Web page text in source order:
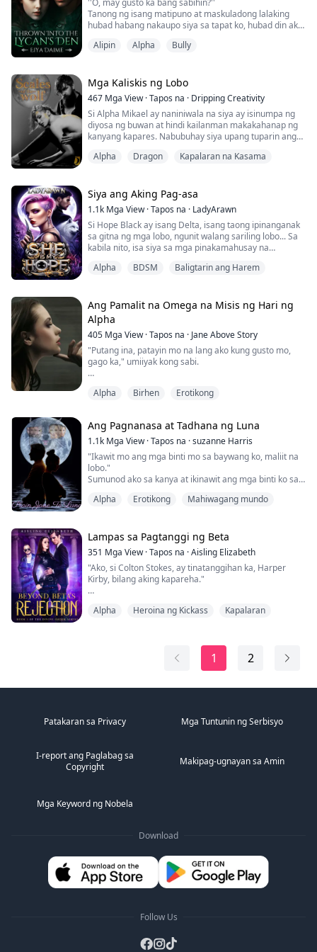
''O, may gusto ka bang sabihin?''
Tanong ng isang matipuno at maskuladong lalaking
hubad habang nakaupo siya sa tapat ko, hubad din ako
''Huwag kang mag-alala, hindi kita kakagatin, baby...''
kanyang hita.
''A-anong ibig sabihin nito, Ginoo?'' Sa w...
Alipin Alpha Bully
Mga Kaliskis ng Lobo
467 Mga View·Tapos na · Dripping Creativity
Si Alpha Mikael ay naniniwala na siya ay isinumpa ng
diyosa ng buwan at hindi kailanman makakahanap ng
kanyang kapares. Nabubuhay siya upang tuparin ang
naprotektahan, upang masiguro na siya ay magiging
Nang ang kanyang kaibigang mula pagkabata, si Alpha
Graham, ay humiling na payagan niyang manatili ang
isang ahente sa kanyang pangkat, p...
Alpha Dragon Kapalaran na Kasama
Siya ang Aking Pag-asa
1.1k Mga View·Tapos na · LadyArawn
Si Hope Black ay isang Delta, isang taong ipinanganak
sa gitna ng mga lobo, ngunit walang sariling lobo... Sa
kabila nito, isa siya sa mga pinakamahusay na
Sa pagkakataong makapagsanay sa dakilang kastilyo
pakikipaglaban, hindi lang niya inaasahan na
makikilala...
Alpha BDSM Baligtarin ang Harem
Ang Pamalit na Omega na Misis ng Hari ng
Alpha
405 Mga View·Tapos na · Jane Above Story
"Putang ina, patayin mo na lang ako kung gusto mo,
gago ka," umiiyak kong sabi.
ilalim ng matigas na katawan ng Alpha King. Mabigat
kuryosidad. Matagal siyang tumigil, hingal at
nanginginig.
Ilang sandali lang ang nakalipas, pinupunit niya ang
aking cus...
Alpha Birhen Erotikong
Ang Pagnanasa at Tadhana ng Luna
1.1k Mga View·Tapos na ·suzanne Harris
"Ikawit mo ang mga binti mo sa baywang ko, maliit na
lobo."
Sumunod ako sa kanya at ikinawit ang mga binti ko sa
Ngayon, hindi lang ang dibdib ko ang nakadikit sa
Ibinulong niya sa tenga ko habang dahan-dahang
bumababa ang kanyang bibig mula sa leeg ko papunta
sa collarbone at pababa sa dibdib ...
Alpha Erotikong Mahiwagang mundo
Lampas sa Pagtanggi ng Beta
351 Mga View·Tapos na ·Aisling Elizabeth
"Ako, si Colton Stokes, ay tinatanggihan ka, Harper
Kirby, bilang aking kapareha."
beta ng kanyang grupo, ay malupit na tinanggihan siya
siyang isugal ang kanyang lobo upang tanggapin ang
pagtanggi at tuluyang putulin ang kanilang tadhana.
Alpha Heroina ng Kickass Kapalaran
1 2
Patakaran sa Privacy Mga Tuntunin ng Serbisyo
I-report ang Paglabag sa
Copyright
Makipag-ugnayan sa Amin
Mga Keyword ng Nobela
Download
Follow Us